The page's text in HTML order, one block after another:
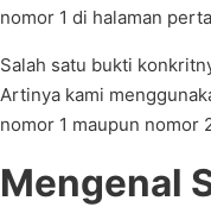
nomor 1 di halaman
Salah satu bukti
Artinya kami
nomor 1 maupun nomor
Mengenal